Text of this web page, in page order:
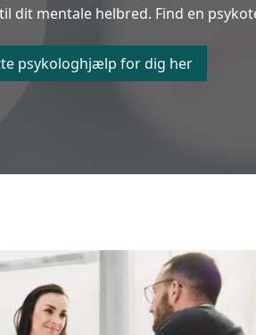
mentale helbred. Find en
psykologhjælp for dig her